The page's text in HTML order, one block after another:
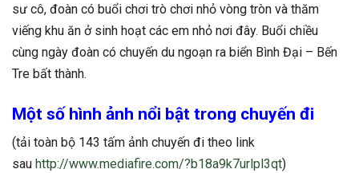
sư cô, đoàn có buổi chơi trò chơi nhỏ vòng tròn và thăm
viếng khu ăn ở sinh hoạt các em nhỏ nơi đây. Buổi chiều
cùng ngày đoàn có chuyến du ngoạn ra biển Bình Đại – Bến
Tre bất thành.
Một số hình ảnh nổi bật trong chuyến đi
(tải toàn bộ 143 tấm ảnh chuyến đi theo link
sau http://www.mediafire.com/?b18a9k7urlpl3qt)